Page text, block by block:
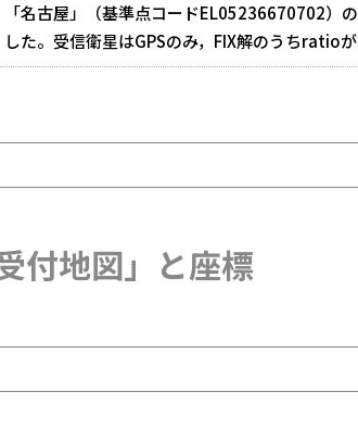
「名古屋」（基準点コードEL05236670702）
した。受信衛星はGPSのみ，FIX解のうちratio
付地図」と座標